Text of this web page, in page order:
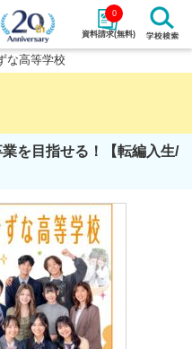
資料請求(無料)
0
特徴から探す
北海道・東北
北陸・甲信越
中国
な高等学校
を目指せる！【転編入生/